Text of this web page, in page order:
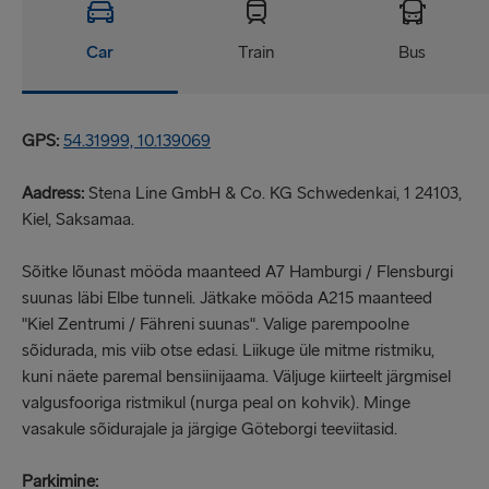
Car Train Bus
GPS: 54.31999, 10.139069
Aadress: Stena Line GmbH & Co. KG Schwedenkai, 1 24103,
Kiel, Saksamaa.
Sõitke lõunast mööda maanteed A7 Hamburgi / Flensburgi
suunas läbi Elbe tunneli. Jätkake mööda A215 maanteed
"Kiel Zentrumi / Fähreni suunas". Valige parempoolne
sõidurada, mis viib otse edasi. Liikuge üle mitme ristmiku,
kuni näete paremal bensiinijaama. Väljuge kiirteelt järgmisel
valgusfooriga ristmikul (nurga peal on kohvik). Minge
vasakule sõidurajale ja järgige Göteborgi teeviitasid.
Parkimine: